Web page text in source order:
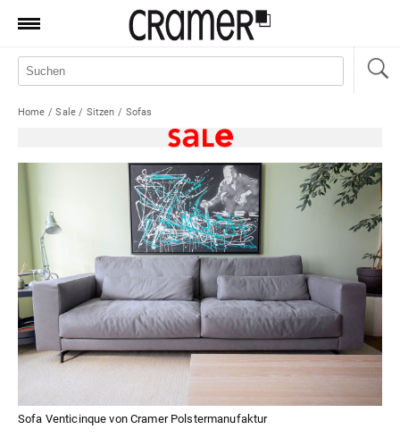
Produkte
Aktionen
Sale
Standorte
Service
Jobs
Shop
Home /Sale / Sitzen / Sofas
Sofa Venticinque von Cramer Polstermanufaktur